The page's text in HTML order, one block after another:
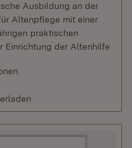
Ausbildung an der
Altenpflege mit einer
praktischen
Einrichtung der Altenhilfe